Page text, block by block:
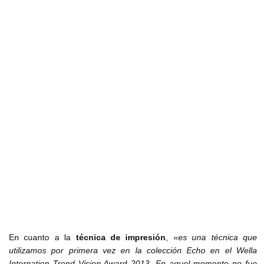
En cuanto a la técnica de impresión
«es una técnica que
utilizamos por primera vez en la colección Echo en el Wella